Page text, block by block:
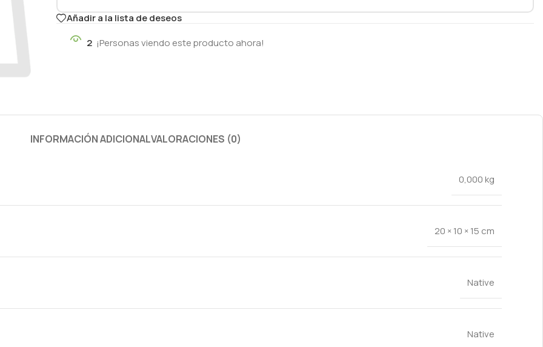
Añadir a la lista de deseos
2 ¡Personas viendo este producto ahora!
INFORMACIÓN ADICIONALVALORACIONES (0)
0,000 kg
20 × 10 × 15 cm
Native
Native